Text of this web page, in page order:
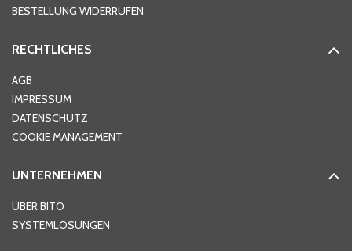
Ort*
Telefon
BESTELLUNG WIDERRUFEN
RECHTLICHES
AGB
IMPRESSUM
DATENSCHUTZ
COOKIE MANAGEMENT
UNTERNEHMEN
ÜBER BITO
SYSTEMLÖSUNGEN